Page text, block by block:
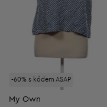
-60% s kódem ASAP
My Own